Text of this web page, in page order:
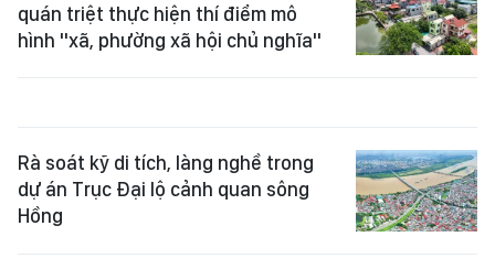
quán triệt thực hiện thí điểm mô
hình "xã, phường xã hội chủ nghĩa"
Rà soát kỹ di tích, làng nghề trong
dự án Trục Đại lộ cảnh quan sông
Hồng